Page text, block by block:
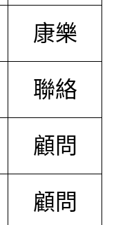
康樂
聯絡
顧問
顧問